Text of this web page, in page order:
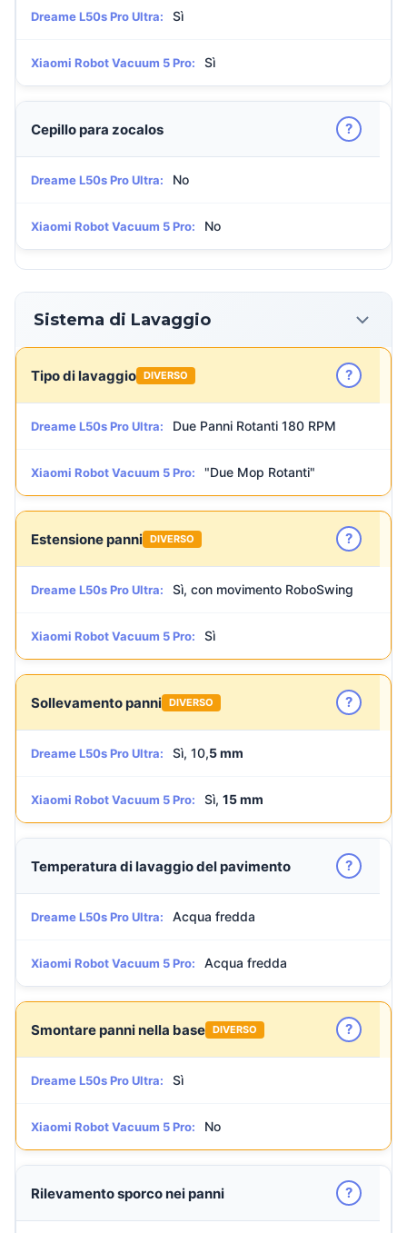
Dreame L50s Pro Ultra: Sì
Xiaomi Robot Vacuum 5 Pro: Sì
Cepillo para zocalos ?
Dreame L50s Pro Ultra: No
Xiaomi Robot Vacuum 5 Pro: No
Sistema di Lavaggio
Tipo di lavaggio DIVERSO ?
Dreame L50s Pro Ultra: Due Panni Rotanti 180 RPM
Xiaomi Robot Vacuum 5 Pro: "Due Mop Rotanti"
Estensione panni DIVERSO ?
Dreame L50s Pro Ultra: Sì, con movimento RoboSwing
Xiaomi Robot Vacuum 5 Pro: Sì
Sollevamento panni DIVERSO ?
Dreame L50s Pro Ultra: Sì, 10,5 mm
Xiaomi Robot Vacuum 5 Pro: Sì, 15 mm
Temperatura di lavaggio del pavimento ?
Dreame L50s Pro Ultra: Acqua fredda
Xiaomi Robot Vacuum 5 Pro: Acqua fredda
Smontare panni nella base DIVERSO ?
Dreame L50s Pro Ultra: Sì
Xiaomi Robot Vacuum 5 Pro: No
Rilevamento sporco nei panni ?